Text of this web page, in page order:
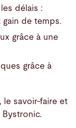
délais :
de temps.
grâce à une
grâce à
le savoir-faire et
Bystronic.